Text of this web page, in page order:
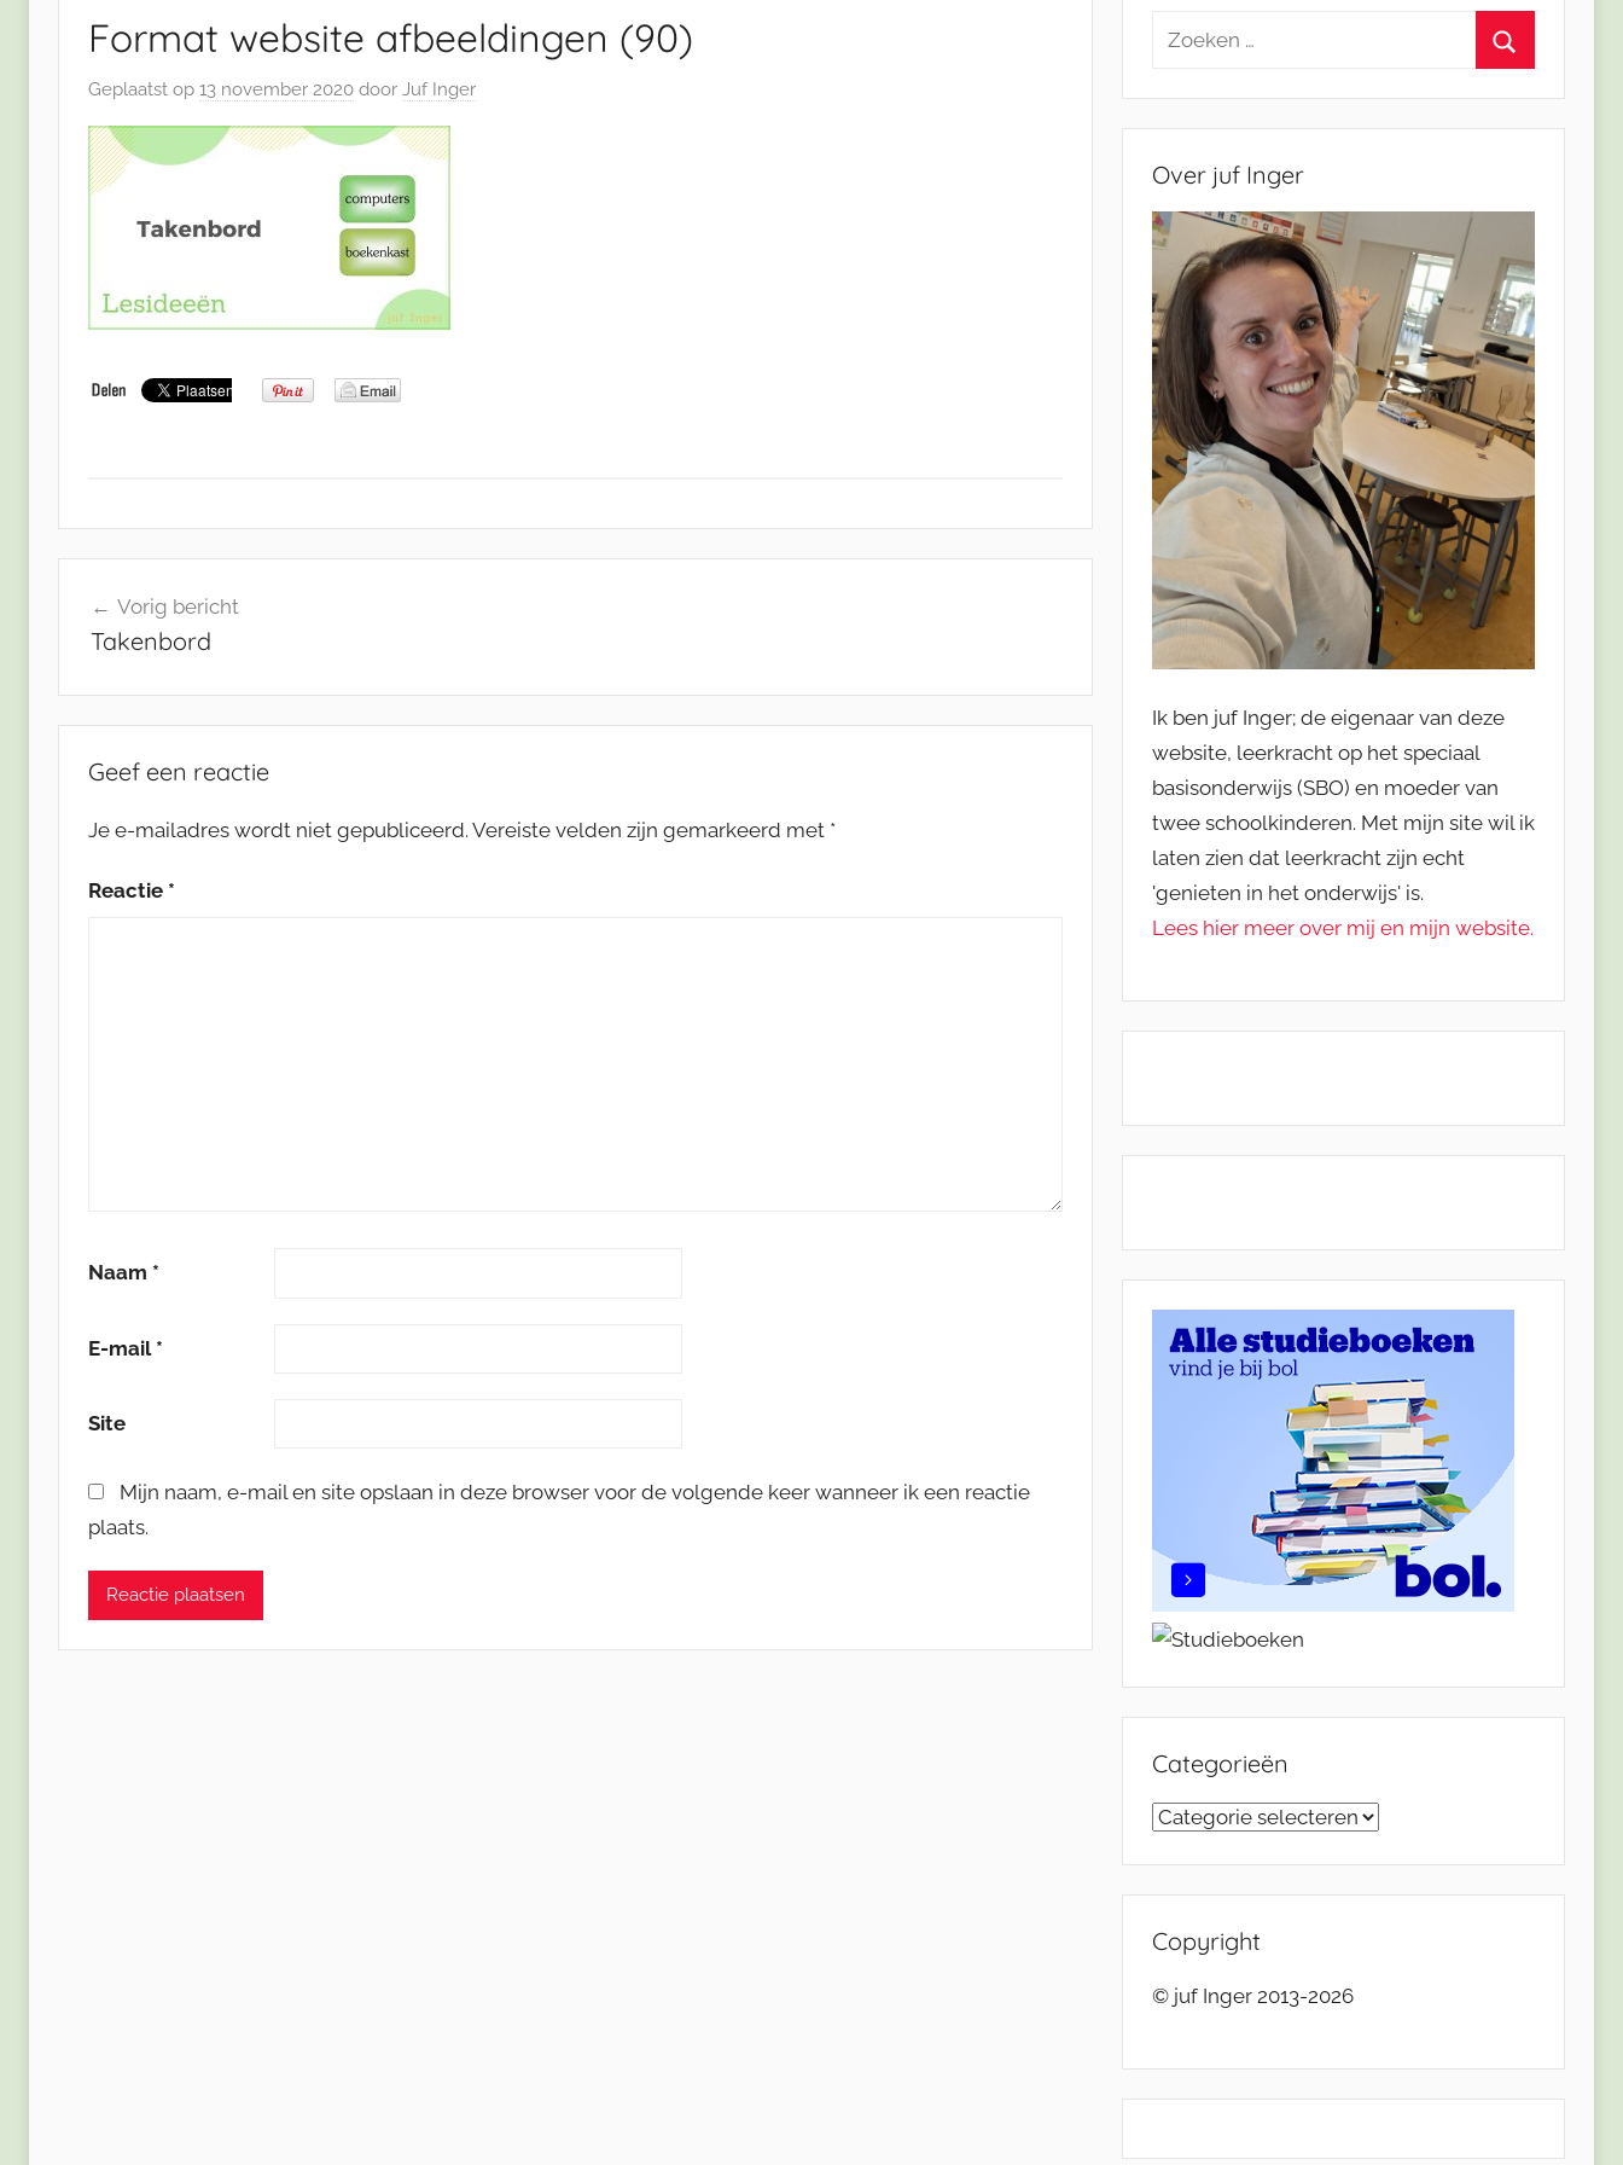
Format website afbeeldingen (90)
Geplaatst op 13 november 2020 door Juf Inger
navigatie
Vorig bericht
Takenbord
Geef een reactie
Je e-mailadres wordt niet gepubliceerd. Vereiste velden zijn gemarkeerd met *
Reactie *
Naam *
E-mail *
Site
Mijn naam, e-mail en site opslaan in deze browser voor de volgende keer wanneer ik een reactie
plaats.
Zoeken
Over juf Inger
Ik ben juf Inger; de eigenaar van deze
website, leerkracht op het speciaal
basisonderwijs (SBO) en moeder van
twee schoolkinderen. Met mijn site wil ik
laten zien dat leerkracht zijn echt
'genieten in het onderwijs' is.
Lees hier meer over mij en mijn website.
Categorieën
Categorieën
Copyright
© juf Inger 2013-2026